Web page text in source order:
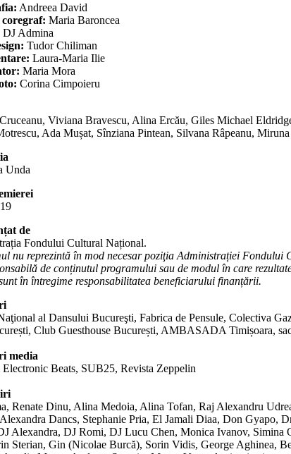
Andreea David
coregraf: Maria Baroncea
DJ Admina
Tudor Chiliman
Laura-Maria Ilie
Maria Mora
Corina Cimpoieru
Viviana Bravescu, Alina Ercău, Giles Michael
Ada Mușat, Sînziana Pintean, Silvana Râpeanu,
Unda
de
Fondului Cultural Național.
nu reprezintă în mod necesar poziţia Administrației
de conținutul programului sau de modul în care
în întregime responsabilitatea beneficiarului finanțării.
al Dansului Bucureşti, Fabrica de Pensule, Colectiva
Club Guesthouse București, AMBASADA Timișoara,
media
Electronic Beats, SUB25, Revista Zeppelin
Renate Dinu, Alina Medoia, Alina Tofan, Raj Alexandru
Dancs, Stephanie Pria, El Jamali Diaa, Don Gyapo,
Alexandra, DJ Romi, DJ Lucu Chen, Monica Ivanov, Simina
Sterian, Gin (Nicolae Burcă), Sorin Vidis, George Aghinea,